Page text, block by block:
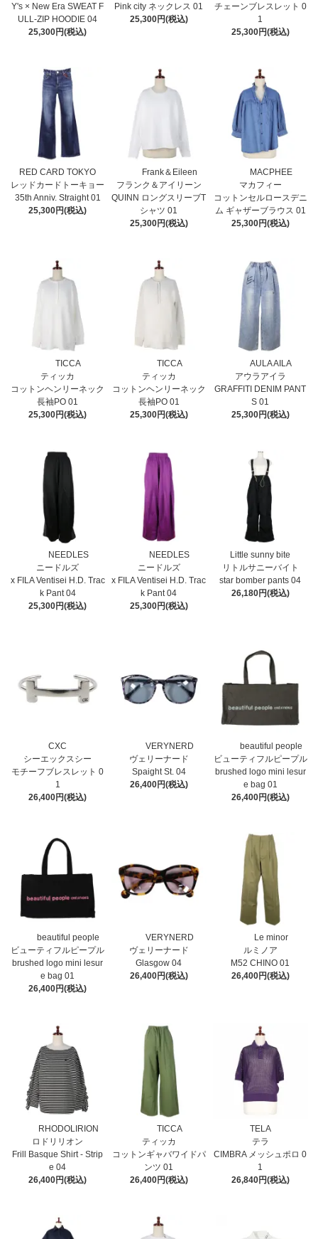
Y's × New Era SWEAT F
ULL-ZIP HOODIE 04
25,300円(税込)
Pink city ネックレス 01
25,300円(税込)
チェーンブレスレット 0
1
25,300円(税込)
RED CARD TOKYO
レッドカードトーキョー
35th Anniv. Straight 01
25,300円(税込)
Frank＆Eileen
フランク＆アイリーン
QUINN ロングスリーブT
シャツ 01
25,300円(税込)
MACPHEE
マカフィー
コットンセルロースデニ
ム ギャザーブラウス 01
25,300円(税込)
TICCA
ティッカ
コットンヘンリーネック
長袖PO 01
25,300円(税込)
TICCA
ティッカ
コットンヘンリーネック
長袖PO 01
25,300円(税込)
AULA AILA
アウラアイラ
GRAFFITI DENIM PANT
S 01
25,300円(税込)
NEEDLES
ニードルズ
x FILA Ventisei H.D. Trac
k Pant 04
25,300円(税込)
NEEDLES
ニードルズ
x FILA Ventisei H.D. Trac
k Pant 04
25,300円(税込)
Little sunny bite
リトルサニーバイト
star bomber pants 04
26,180円(税込)
CXC
シーエックスシー
モチーフブレスレット 0
1
26,400円(税込)
VERYNERD
ヴェリーナード
Spaight St. 04
26,400円(税込)
beautiful people
ビューティフルピープル
brushed logo mini lesur
e bag 01
26,400円(税込)
beautiful people
ビューティフルピープル
brushed logo mini lesur
e bag 01
26,400円(税込)
VERYNERD
ヴェリーナード
Glasgow 04
26,400円(税込)
Le minor
ルミノア
M52 CHINO 01
26,400円(税込)
RHODOLIRION
ロドリリオン
Frill Basque Shirt - Strip
e 04
26,400円(税込)
TICCA
ティッカ
コットンギャバワイドパ
ンツ 01
26,400円(税込)
TELA
テラ
CIMBRA メッシュポロ 0
1
26,840円(税込)